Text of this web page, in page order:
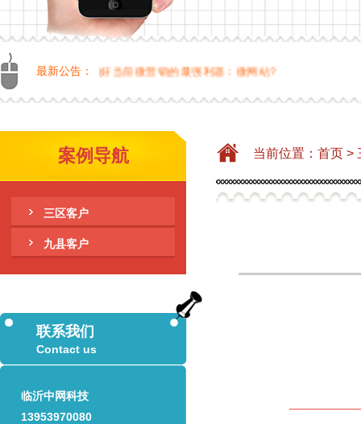
最新公告：
做？如何利用好当前微营销的最强利器：微网站?
案例导航
三区客户
九县客户
联系我们
Contact us
临沂中网科技
13953970080
当前位置： 首页 >